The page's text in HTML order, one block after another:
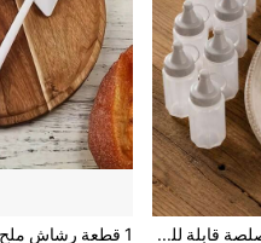
12/6/4/2 زجاجات صلصة قابلة للضغط محمولة، زجاجات تعزيز النكهة لصلصة السلطة/الكاتشب/صلصة الشوكولاتة/العسل، إكسسوارات صندوق الغداء، أدوات المطبخ، خيار هدية للتخييم/الحفلات/السكن الجامعي/العودة إلى المدرسة/العطلات